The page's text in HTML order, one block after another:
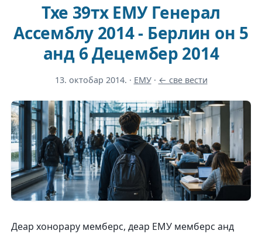
Тхе 39тх ЕМУ Генерал
Ассемблy 2014 - Берлин он 5
анд 6 Децембер 2014
13. октобар 2014. · ЕМУ· ← све вести
Деар хонорарy мемберс, деар ЕМУ мемберс анд